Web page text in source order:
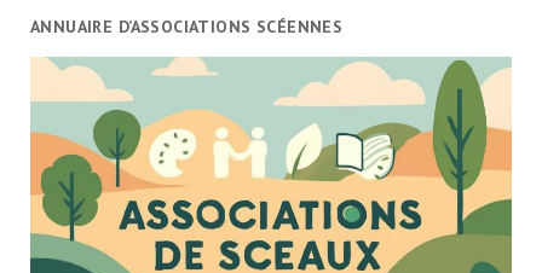
ANNUAIRE D’ASSOCIATIONS SCÉENNES